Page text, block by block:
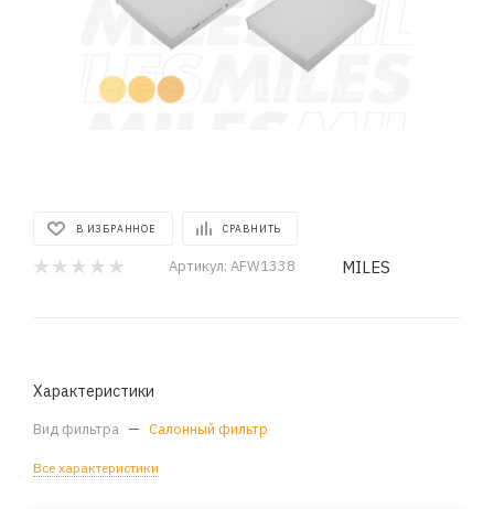
В ИЗБРАННОЕ СРАВНИТЬ
Артикул: AFW1338 MILES
Характеристики
Вид фильтра — Салонный фильтр
Все характеристики